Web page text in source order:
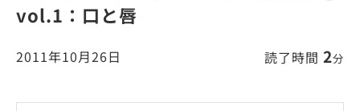
vol.1：口と唇
2011年10月26日 読了時間 2分